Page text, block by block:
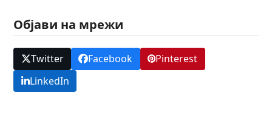
Објави на мрежи
Twitter Facebook
Pinterest
LinkedIn